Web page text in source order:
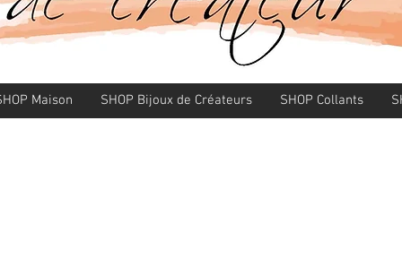
Maison SHOP Bijoux de Créateurs SHOP Collants